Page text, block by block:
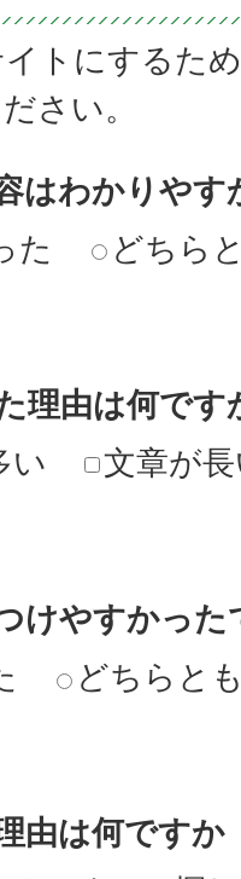
トにするた
さい。
はわかりやす
た
どちら
理由は何です
い
文章が
けやすかった
どちらと
由は何ですか